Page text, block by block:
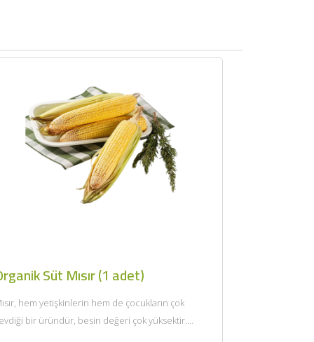
Süt Mısır (1 adet)
hem yetişkinlerin hem de çocukların çok
bir üründür, besin değeri çok yüksektir.